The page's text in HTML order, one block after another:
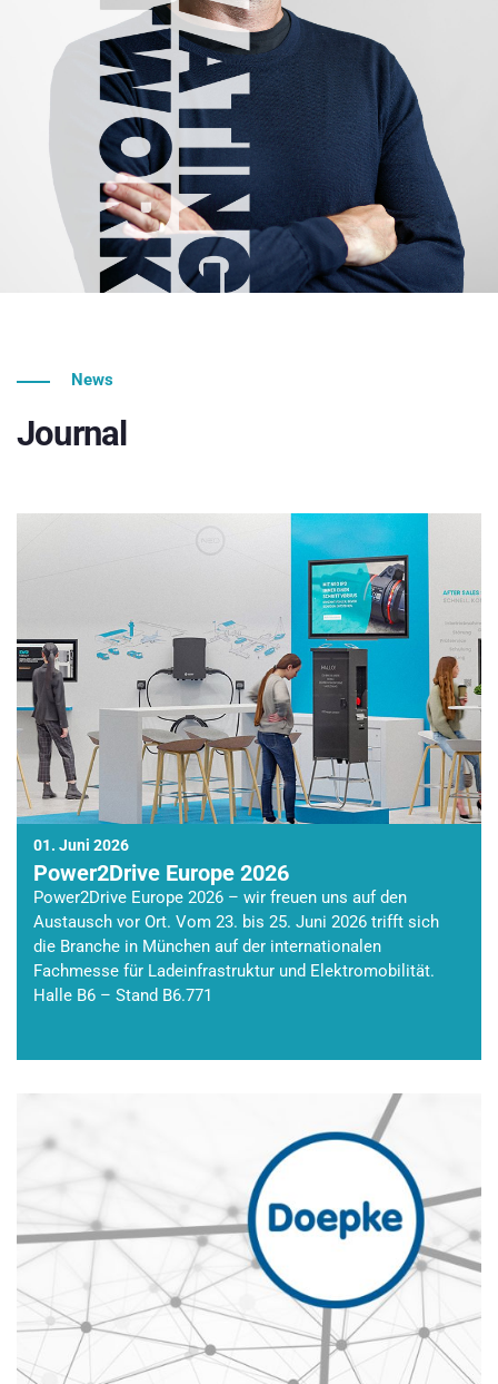
News
Journal
01. Juni 2026
Power2Drive Europe 2026
Power2Drive Europe 2026 – wir freuen uns auf den
Austausch vor Ort. Vom 23. bis 25. Juni 2026 trifft sich
die Branche in München auf der internationalen
Fachmesse für Ladeinfrastruktur und Elektromobilität.
Halle B6 – Stand B6.771